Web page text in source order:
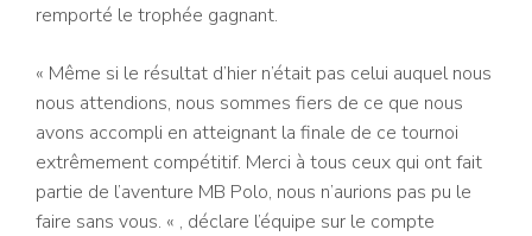
remporté le trophée gagnant.
« Même si le résultat d’hier n’était pas celui auquel nous
nous attendions, nous sommes fiers de ce que nous
avons accompli en atteignant la finale de ce tournoi
extrêmement compétitif. Merci à tous ceux qui ont fait
partie de l’aventure MB Polo, nous n’aurions pas pu le
faire sans vous. « , déclare l’équipe sur le compte